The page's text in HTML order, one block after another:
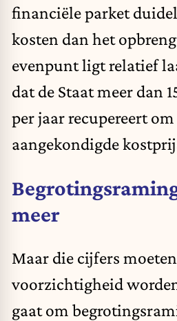
financiële parket
kosten dan het
evenpunt ligt relatief
dat de Staat meer dan
per jaar recupereert om
aangekondigde
meer
Maar die cijfers
voorzichtigheid
gaat om